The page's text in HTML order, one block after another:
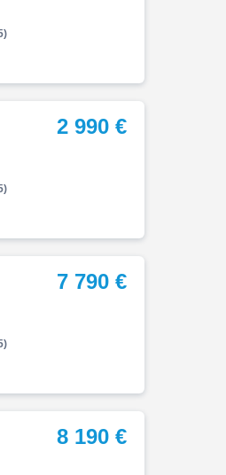
2 990 €
7 790 €
8 190 €